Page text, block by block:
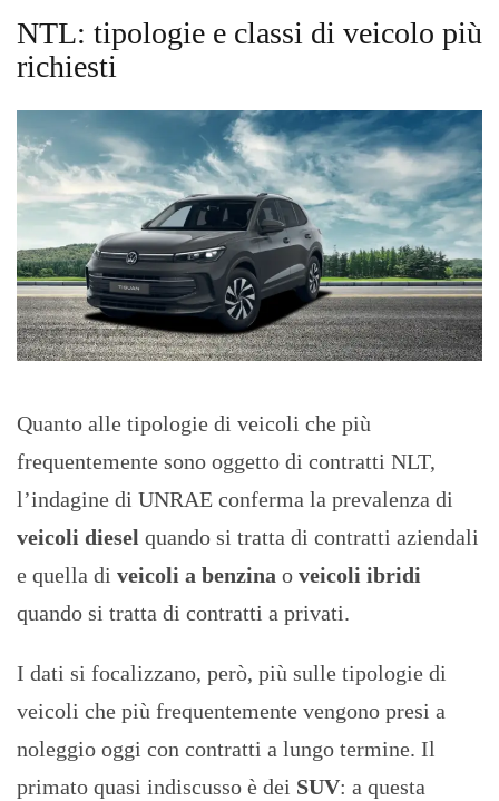
NTL: tipologie e classi di veicolo più
richiesti
Quanto alle tipologie di veicoli che più
frequentemente sono oggetto di contratti NLT,
l’indagine di UNRAE conferma la prevalenza di
veicoli diesel quando si tratta di contratti aziendali
e quella di veicoli a benzina o veicoli ibridi
quando si tratta di contratti a privati.
I dati si focalizzano, però, più sulle tipologie di
veicoli che più frequentemente vengono presi a
noleggio oggi con contratti a lungo termine. Il
primato quasi indiscusso è dei SUV: a questa